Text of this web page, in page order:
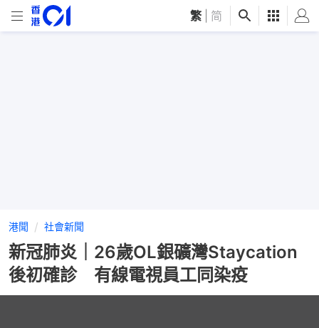
繁 简
港聞 社會新聞
新冠肺炎｜26歲OL銀礦灣Staycation
後初確診 有線電視員工同染疫